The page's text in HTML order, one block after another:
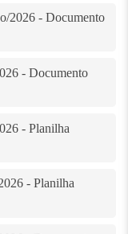
2026 - Documento
- Documento
- Planilha
- Planilha